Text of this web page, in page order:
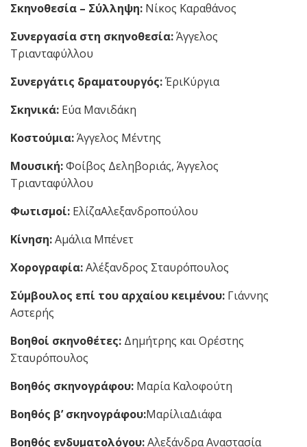
Σκηνοθεσία – Σύλληψη: Νίκος Καραθάνος
Συνεργασία στη σκηνοθεσία:Άγγελος
Τριανταφύλλου
Συνεργάτις δραματουργός:ΈριΚύργια
Σκηνικά: Εύα Μανιδάκη
Κοστούμια:Άγγελος Μέντης
Μουσική:Φοίβος Δεληβοριάς, Άγγελος
Τριανταφύλλου
Φωτισμοί: ΕλίζαΑλεξανδροπούλου
Κίνηση:Αμάλια Μπένετ
Χορογραφία:Αλέξανδρος Σταυρόπουλος
Σύμβουλος επί του αρχαίου κειμένου: Γιάννης
Αστερής
Βοηθοί σκηνοθέτες: Δημήτρης και Ορέστης
Σταυρόπουλος
Βοηθός σκηνογράφου: Μαρία Καλοφούτη
Bοηθός β’ σκηνογράφου:ΜαρίλιαΔιάφα
Βοηθός ενδυματολόγου:Αλεξάνδρα Αναστασία